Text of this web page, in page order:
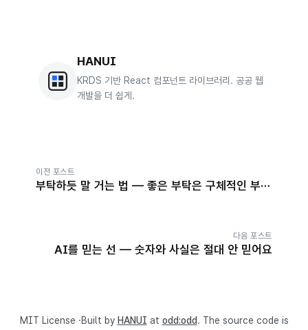
HANUI
KRDS 기반 React 컴포넌트 라이브러리. 공공 웹
개발을 더 쉽게.
이전 포스트
부탁하듯 말 거는 법 — 좋은 부탁은 구체적인 부탁
다음 포스트
AI를 믿는 선 — 숫자와 사실은 절대 안 믿어요
MIT License ·Built by HANUI at odd:odd. The source code is